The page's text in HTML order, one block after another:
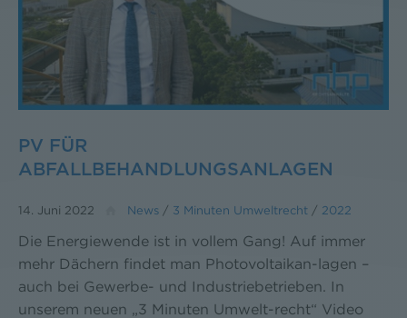
PV FÜR
ABFALLBEHANDLUNGSANLAGEN
14. Juni 2022 News / 3 Minuten Umweltrecht / 2022
Die Energiewende ist in vollem Gang! Auf immer
mehr Dächern findet man Photovoltaikan-lagen –
auch bei Gewerbe- und Industriebetrieben. In
unserem neuen „3 Minuten Umwelt-recht“ Video